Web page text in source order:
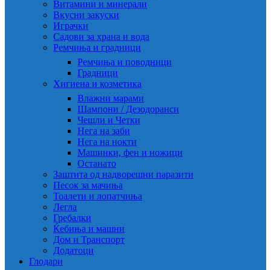
Витамини и минерали
Вкусни закуски
Играчки
Садови за храна и вода
Ремчиња и градници
Ремчиња и поводници
Градници
Хигиена и козметика
Влажни марами
Шампони / Дезодоранси
Чешли и Четки
Нега на заби
Нега на нокти
Машинки, фен и ножици
Останато
Заштита од надворешни паразити
Песок за мачиња
Тоалети и лопатчиња
Легла
Гребалки
Ќебиња и машни
Дом и Транспорт
Додатоци
Глодари